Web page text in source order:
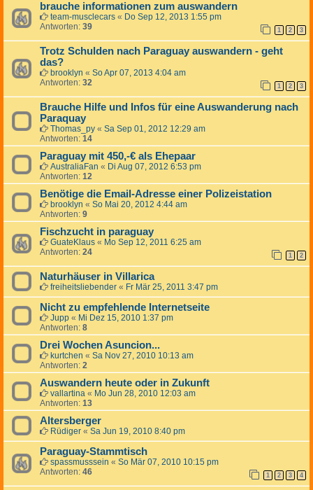
brauche informationen zum auswandern
team-musclecars « Do Sep 12, 2013 1:55 pm
Antworten: 39 1 2 3
Trotz Schulden nach Paraguay auswandern - geht
das?
brooklyn « So Apr 07, 2013 4:04 am
Antworten: 32 1 2 3
Brauche Hilfe und Infos für eine Auswanderung nach
Paraquay
Thomas_py « Sa Sep 01, 2012 12:29 am
Antworten: 14
Paraguay mit 450,-€ als Ehepaar
AustraliaFan « Di Aug 07, 2012 6:53 pm
Antworten: 12
Benötige die Email-Adresse einer Polizeistation
brooklyn « So Mai 20, 2012 4:44 am
Antworten: 9
Fischzucht in paraguay
GuateKlaus « Mo Sep 12, 2011 6:25 am
Antworten: 24 1 2
Naturhäuser in Villarica
freiheitsliebender « Fr Mär 25, 2011 3:47 pm
Nicht zu empfehlende Internetseite
Jupp « Mi Dez 15, 2010 1:37 pm
Antworten: 8
Drei Wochen Asuncion...
kurtchen « Sa Nov 27, 2010 10:13 am
Antworten: 2
Auswandern heute oder in Zukunft
vallartina « Mo Jun 28, 2010 12:03 am
Antworten: 13
Altersberger
Rüdiger « Sa Jun 19, 2010 8:40 pm
Paraguay-Stammtisch
spassmusssein « So Mär 07, 2010 10:15 pm
Antworten: 46 1 2 3 4